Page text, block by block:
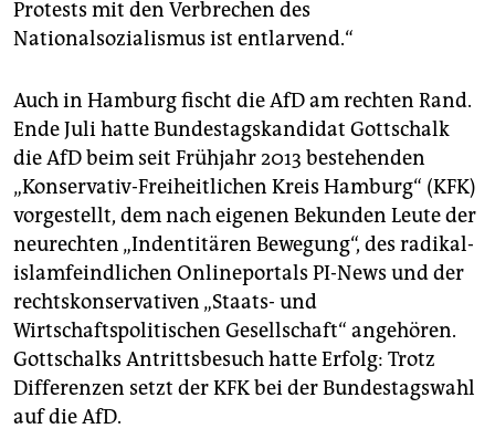
Protests mit den Verbrechen des
Nationalsozialismus ist entlarvend.“
Auch in Hamburg fischt die AfD am rechten Rand.
Ende Juli hatte Bundestagskandidat Gottschalk
die AfD beim seit Frühjahr 2013 bestehenden
„Konservativ-Freiheitlichen Kreis Hamburg“ (KFK)
vorgestellt, dem nach eigenen Bekunden Leute der
neurechten „Indentitären Bewegung“, des radikal-
islamfeindlichen Onlineportals PI-News und der
rechtskonservativen „Staats- und
Wirtschaftspolitischen Gesellschaft“ angehören.
Gottschalks Antrittsbesuch hatte Erfolg: Trotz
Differenzen setzt der KFK bei der Bundestagswahl
auf die AfD.